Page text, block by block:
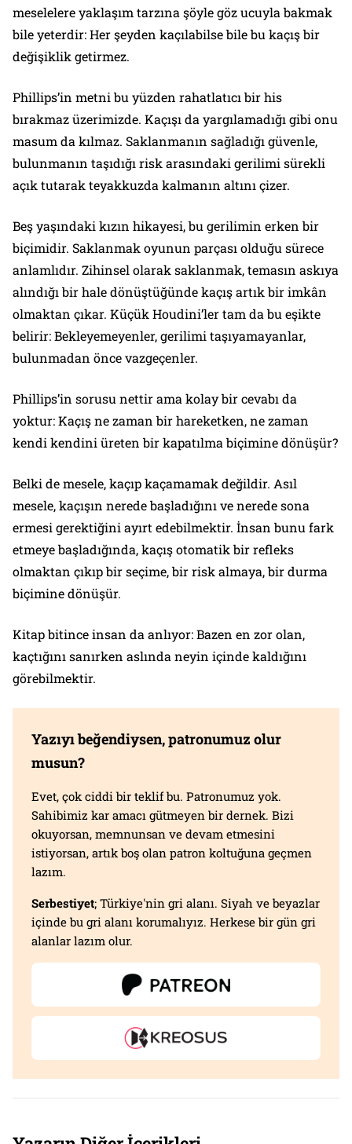
meselelere yaklaşım tarzına şöyle göz ucuyla bakmak
bile yeterdir: Her şeyden kaçılabilse bile bu kaçış bir
değişiklik getirmez.
Phillips’in metni bu yüzden rahatlatıcı bir his
bırakmaz üzerimizde. Kaçışı da yargılamadığı gibi onu
masum da kılmaz. Saklanmanın sağladığı güvenle,
bulunmanın taşıdığı risk arasındaki gerilimi sürekli
açık tutarak teyakkuzda kalmanın altını çizer.
Beş yaşındaki kızın hikayesi, bu gerilimin erken bir
biçimidir. Saklanmak oyunun parçası olduğu sürece
anlamlıdır. Zihinsel olarak saklanmak, temasın askıya
alındığı bir hale dönüştüğünde kaçış artık bir imkân
olmaktan çıkar. Küçük Houdini’ler tam da bu eşikte
belirir: Bekleyemeyenler, gerilimi taşıyamayanlar,
bulunmadan önce vazgeçenler.
Phillips’in sorusu nettir ama kolay bir cevabı da
yoktur: Kaçış ne zaman bir hareketken, ne zaman
kendi kendini üreten bir kapatılma biçimine dönüşür?
Belki de mesele, kaçıp kaçamamak değildir. Asıl
mesele, kaçışın nerede başladığını ve nerede sona
ermesi gerektiğini ayırt edebilmektir. İnsan bunu fark
etmeye başladığında, kaçış otomatik bir refleks
olmaktan çıkıp bir seçime, bir risk almaya, bir durma
biçimine dönüşür.
Kitap bitince insan da anlıyor: Bazen en zor olan,
kaçtığını sanırken aslında neyin içinde kaldığını
görebilmektir.
Yazıyı beğendiysen, patronumuz olur
musun?
Evet, çok ciddi bir teklif bu. Patronumuz yok.
Sahibimiz kar amacı gütmeyen bir dernek. Bizi
okuyorsan, memnunsan ve devam etmesini
istiyorsan, artık boş olan patron koltuğuna geçmen
lazım.
Serbestiyet; Türkiye'nin gri alanı. Siyah ve beyazlar
içinde bu gri alanı korumalıyız. Herkese bir gün gri
alanlar lazım olur.